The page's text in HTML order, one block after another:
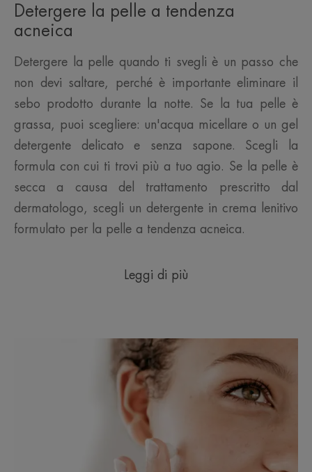
Detergere la pelle a tendenza
acneica
Detergere la pelle quando ti svegli è un passo che
non devi saltare, perché è importante eliminare il
sebo prodotto durante la notte. Se la tua pelle è
grassa, puoi scegliere: un'acqua micellare o un gel
detergente delicato e senza sapone. Scegli la
formula con cui ti trovi più a tuo agio. Se la pelle è
secca a causa del trattamento prescritto dal
dermatologo, scegli un detergente in crema lenitivo
formulato per la pelle a tendenza acneica.
Leggi di più